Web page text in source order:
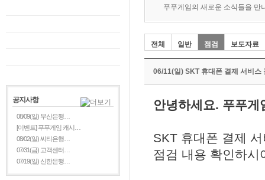
공지사항
08/09(일) 부산은행…
[이벤트] 푸푸게임 캐시…
08/02(일) 씨티은행…
07/31(금) 고객센터…
07/19(일) 신한은행…
푸푸게임의 새로운 소식들을 만
전체 일반 점검 보도자료
06/11(일) SKT 휴대폰 결제 서비스
안녕하세요. 푸푸게
SKT 휴대폰 결제
점검 내용 확인하